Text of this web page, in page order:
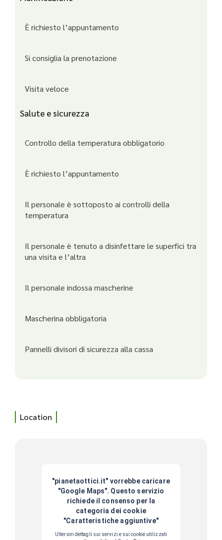
È richiesto l’appuntamento
Si consiglia la prenotazione
Visita veloce
Salute e sicurezza
Controllo della temperatura obbligatorio
È richiesto l’appuntamento
Il personale è sottoposto ai controlli della
temperatura
Il personale è tenuto a disinfettare le superfici tra
una visita e l’altra
Il personale indossa mascherine
Mascherina obbligatoria
Pannelli divisori di sicurezza alla cassa
Location